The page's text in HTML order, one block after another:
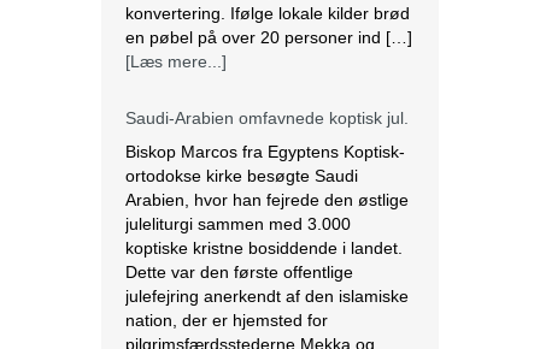
konvertering. Ifølge lokale kilder brød
en pøbel på over 20 personer ind […]
[Læs mere...]
Saudi-Arabien omfavnede koptisk jul.
Biskop Marcos fra Egyptens Koptisk-
ortodokse kirke besøgte Saudi
Arabien, hvor han fejrede den østlige
juleliturgi sammen med 3.000
koptiske kristne bosiddende i landet.
Dette var den første offentlige
julefejring anerkendt af den islamiske
nation, der er hjemsted for
pilgrimsfærdsstederne Mekka og